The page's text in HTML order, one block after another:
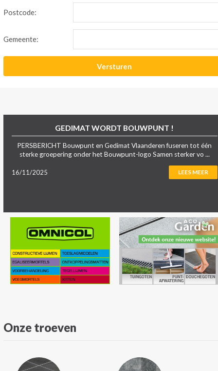
Postcode:
Gemeente:
GEDIMAT WORDT BOUWPUNT !
PERSBERICHT Bouwpunt en Gedimat Vlaanderen fuseren tot één
sterke groepering onder het Bouwpunt-logo Samen sterker vo ...
16/11/2025 LEES MEER
Onze troeven